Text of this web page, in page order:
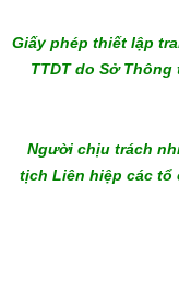
Giấy phép thiết lập
TTDT do Sở Thông
Người chịu trách
tịch Liên hiệp các tổ